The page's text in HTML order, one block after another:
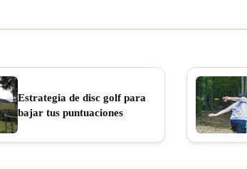
Estrategia de disc golf para
bajar tus puntuaciones